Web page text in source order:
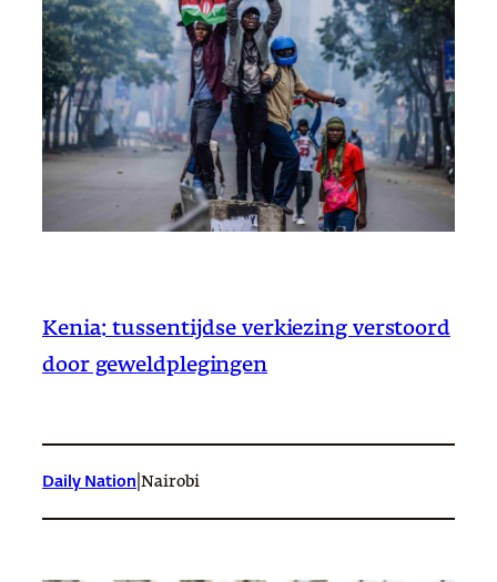
Kenia: tussentijdse verkiezing verstoord
door geweldplegingen
Daily Nation Nairobi